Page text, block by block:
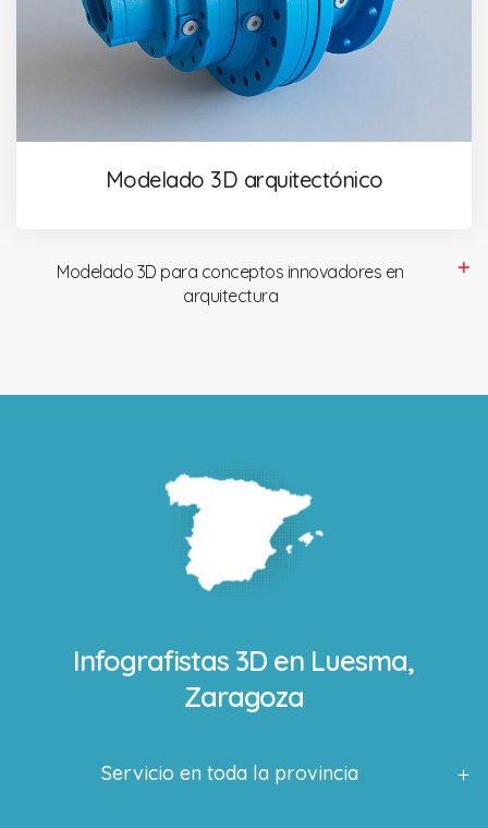
Modelado 3D arquitectónico
Modelado 3D para conceptos innovadores en
arquitectura
Infografistas 3D en Luesma,
Zaragoza
Servicio en toda la provincia